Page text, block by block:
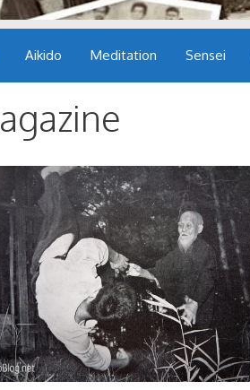
Aikido Meditation Sensei